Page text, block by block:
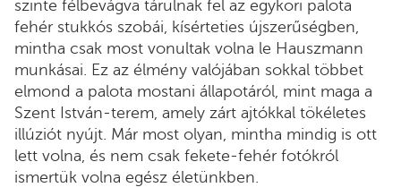
szinte félbevágva tárulnak fel az egykori palota
fehér stukkós szobái, kísérteties újszerűségben,
mintha csak most vonultak volna le Hauszmann
munkásai. Ez az élmény valójában sokkal többet
elmond a palota mostani állapotáról, mint maga a
Szent István-terem, amely zárt ajtókkal tökéletes
illúziót nyújt. Már most olyan, mintha mindig is ott
lett volna, és nem csak fekete-fehér fotókról
ismertük volna egész életünkben.